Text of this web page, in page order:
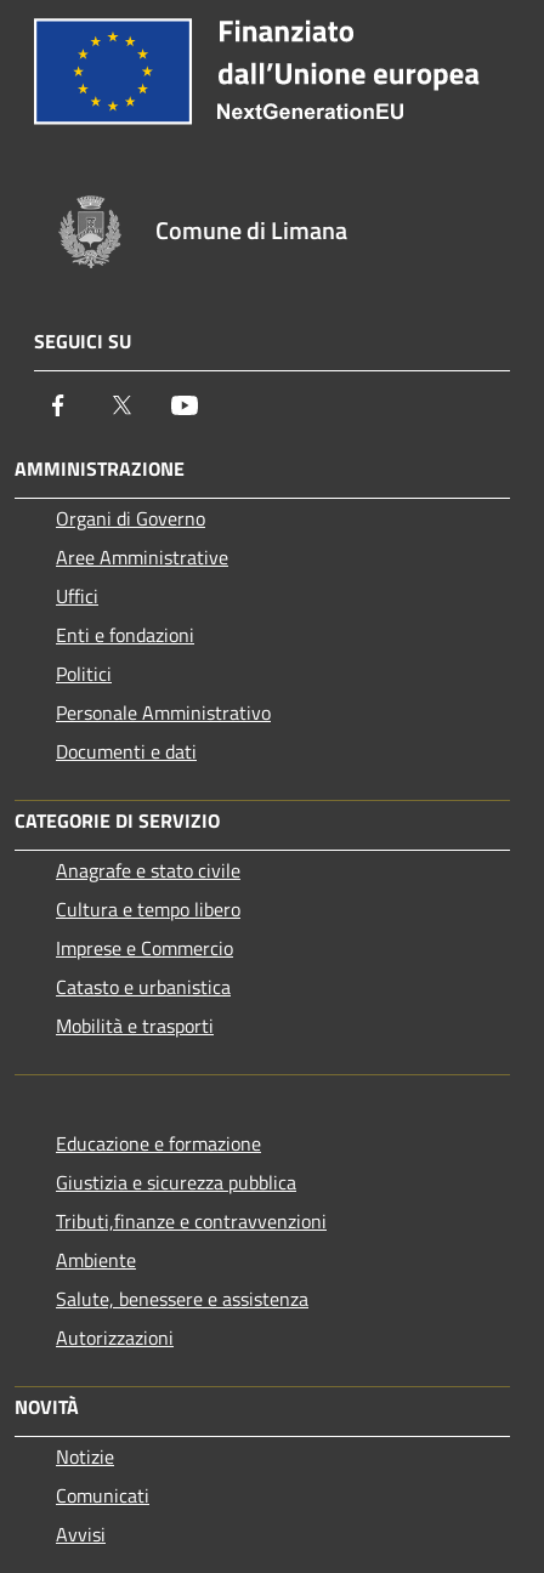
Comune di Limana
SEGUICI SU
Facebook Twitter
AMMINISTRAZIONE
Organi di Governo
Aree Amministrative
Uffici
Enti e fondazioni
Politici
Personale Amministrativo
Documenti e dati
CATEGORIE DI SERVIZIO
Anagrafe e stato civile
Cultura e tempo libero
Imprese e Commercio
Catasto e urbanistica
Mobilità e trasporti
Educazione e formazione
Giustizia e sicurezza pubblica
Tributi,finanze e contravvenzioni
Ambiente
Salute, benessere e assistenza
Autorizzazioni
NOVITÀ
Notizie
Comunicati
Avvisi